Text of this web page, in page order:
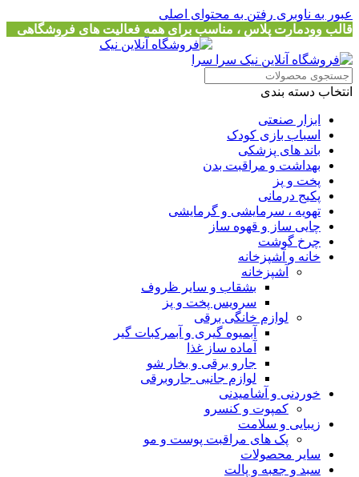
عبور به ناوبری رفتن به محتوای اصلی
قالب وودمارت پلاس ، مناسب برای همه فعالیت های فروشگاهی
انتخاب دسته بندی
ابزار صنعتی
اسباب بازی کودک
باند های پزشکی
بهداشت و مراقبت بدن
پخت و پز
پکیج درمانی
تهویه ، سرمایشی و گرمایشی
چایی ساز و قهوه ساز
چرخ گوشت
خانه و آشپزخانه
آشپزخانه
بشقاب و سایر ظروف
سرویس پخت و پز
لوازم خانگی برقی
آبمیوه گیری و آبمرکبات گیر
آماده ساز غذا
جارو برقی و بخار شو
لوازم جانبی جاروبرقی
خوردنی و آشامیدنی
کمپوت و کنسرو
زیبایی و سلامت
پک های مراقبت پوست و مو
سایر محصولات
سبد و جعبه و پالت